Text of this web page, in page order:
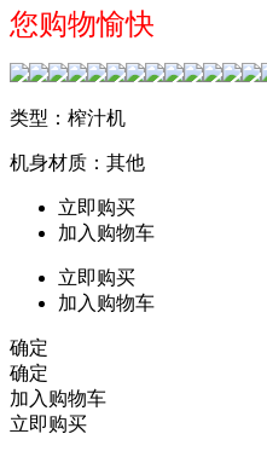
您购物愉快
类型：榨汁机
机身材质：其他
立即购买
加入购物车
立即购买
加入购物车
确定
确定
加入购物车
立即购买